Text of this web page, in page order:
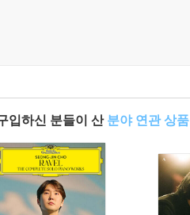
입하신 분들이 산 분야 연관 상품